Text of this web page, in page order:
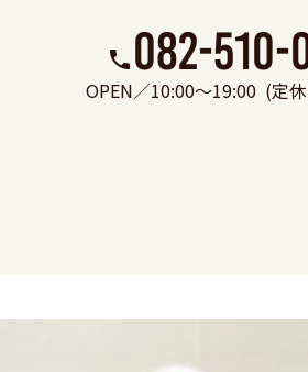
082-510-
OPEN／10:00～19:00 (定